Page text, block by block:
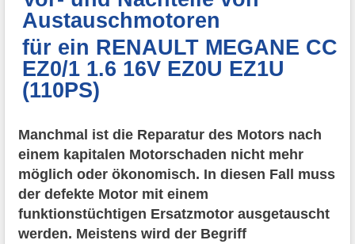
Austauschmotoren
für ein RENAULT MEGANE CC
EZ0/1 1.6 16V EZ0U EZ1U
(110PS)
Manchmal ist die Reparatur des Motors nach
einem kapitalen Motorschaden nicht mehr
möglich oder ökonomisch. In diesen Fall muss
der defekte Motor mit einem
funktionstüchtigen Ersatzmotor ausgetauscht
werden. Meistens wird der Begriff